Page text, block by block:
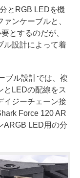
とRGB LEDを機
ンケーブルと、
とするのだが、
ル設計によって着
ブル設計では、複
とLEDの配線をス
イジーチェーン接
Force 120 AR
ARGB LED用の分